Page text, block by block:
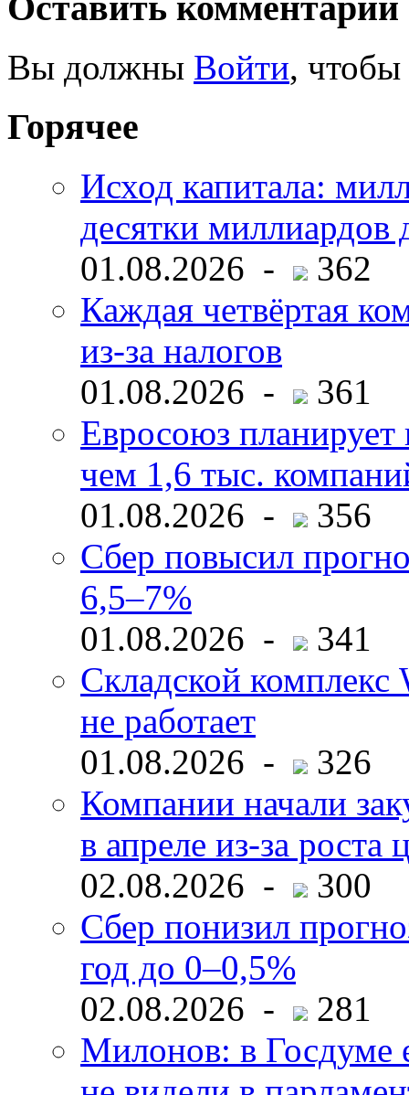
Вы должны Войти, чтобы
Горячее
Исход капитала:
десятки миллиардов
01.08.2026 -
362
Каждая четвёртая
из-за налогов
01.08.2026 -
361
Евросоюз планирует
чем 1,6 тыс.
01.08.2026 -
356
Сбер повысил
6,5–7%
01.08.2026 -
341
Складской комплекс
не работает
01.08.2026 -
326
Компании начали
в апреле из-за роста
02.08.2026 -
300
Сбер понизил
год до 0–0,5%
02.08.2026 -
281
Милонов: в Госдуме